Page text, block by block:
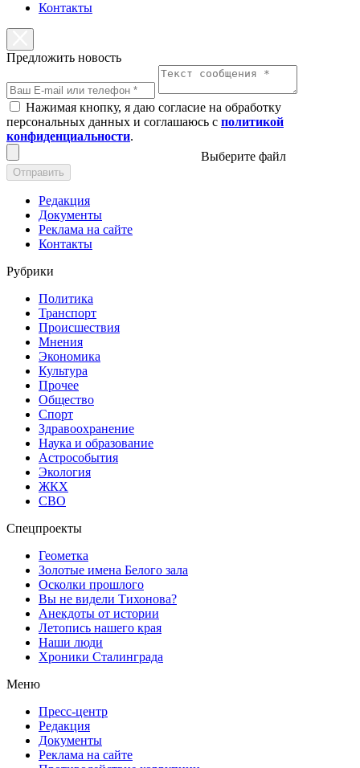
Контакты
Предложить новость
Нажимая кнопку, я даю согласие на обработку
персональных данных и соглашаюсь с политикой
конфиденциальности.
Выберите файл
Отправить
Редакция
Документы
Реклама на сайте
Контакты
Рубрики
Политика
Транспорт
Происшествия
Мнения
Экономика
Культура
Прочее
Общество
Спорт
Здравоохранение
Наука и образование
Астрособытия
Экология
ЖКХ
СВО
Спецпроекты
Геометка
Золотые имена Белого зала
Осколки прошлого
Вы не видели Тихонова?
Анекдоты от истории
Летопись нашего края
Наши люди
Хроники Сталинграда
Меню
Пресс-центр
Редакция
Документы
Реклама на сайте